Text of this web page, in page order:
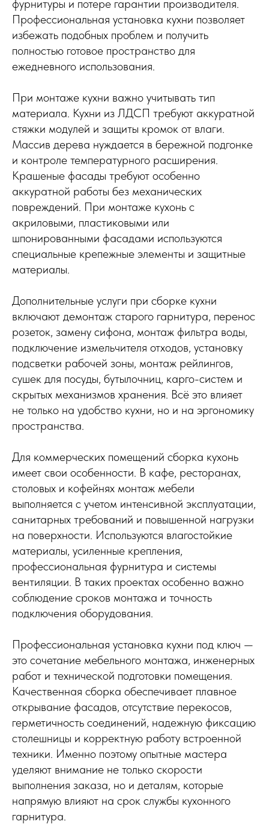
фурнитуры и потере гарантии производителя.
Профессиональная установка кухни позволяет
избежать подобных проблем и получить
полностью готовое пространство для
ежедневного использования.
При монтаже кухни важно учитывать тип
материала. Кухни из ЛДСП требуют аккуратной
стяжки модулей и защиты кромок от влаги.
Массив дерева нуждается в бережной подгонке
и контроле температурного расширения.
Крашеные фасады требуют особенно
аккуратной работы без механических
повреждений. При монтаже кухонь с
акриловыми, пластиковыми или
шпонированными фасадами используются
специальные крепежные элементы и защитные
материалы.
Дополнительные услуги при сборке кухни
включают демонтаж старого гарнитура, перенос
розеток, замену сифона, монтаж фильтра воды,
подключение измельчителя отходов, установку
подсветки рабочей зоны, монтаж рейлингов,
сушек для посуды, бутылочниц, карго-систем и
скрытых механизмов хранения. Всё это влияет
не только на удобство кухни, но и на эргономику
пространства.
Для коммерческих помещений сборка кухонь
имеет свои особенности. В кафе, ресторанах,
столовых и кофейнях монтаж мебели
выполняется с учетом интенсивной эксплуатации,
санитарных требований и повышенной нагрузки
на поверхности. Используются влагостойкие
материалы, усиленные крепления,
профессиональная фурнитура и системы
вентиляции. В таких проектах особенно важно
соблюдение сроков монтажа и точность
подключения оборудования.
Профессиональная установка кухни под ключ —
это сочетание мебельного монтажа, инженерных
работ и технической подготовки помещения.
Качественная сборка обеспечивает плавное
открывание фасадов, отсутствие перекосов,
герметичность соединений, надежную фиксацию
столешницы и корректную работу встроенной
техники. Именно поэтому опытные мастера
уделяют внимание не только скорости
выполнения заказа, но и деталям, которые
напрямую влияют на срок службы кухонного
гарнитура.